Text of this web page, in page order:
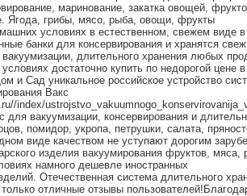
маринование, закатка овощей,
Ягода, грибы, мясо, рыба, овощи, фрукты
условиях в естественном, свежем виде в
банки для консервирования и хранятся
длительного хранения любых
достаточно купить по недорогой цене в
и Сад уникальное российское устройство
Вакс
index/
вакуумизации, консервирования и
помидор, укропа, петрушки, салата,
виде качеством не уступают дорогим
изделия вакуумирования фруктов, мяса,
намного дешевле иностранных
Отечественная система длительного
отличные отзывы